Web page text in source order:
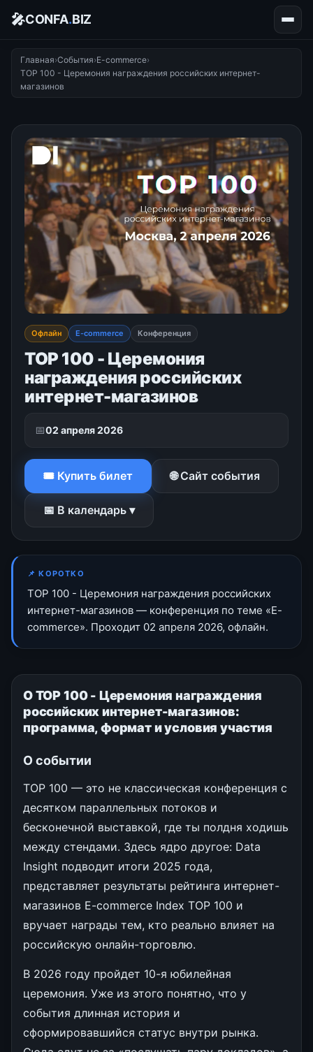
🎤CONFA.BIZ
Главная›События›E-commerce›
TOP 100 - Церемония награждения российских интернет-
магазинов
Офлайн E-commerce Конференция
TOP 100 - Церемония
награждения российских
интернет-магазинов
📅02 апреля 2026
🎟 Купить билет 🌐 Сайт события
📅 В календарь ▾
📌 КОРОТКО
TOP 100 - Церемония награждения российских
интернет-магазинов — конференция по теме «E-
commerce». Проходит 02 апреля 2026, офлайн.
О TOP 100 - Церемония награждения
российских интернет-магазинов:
программа, формат и условия участия
О событии
TOP 100 — это не классическая конференция с
десятком параллельных потоков и
бесконечной выставкой, где ты полдня ходишь
между стендами. Здесь ядро другое: Data
Insight подводит итоги 2025 года,
представляет результаты рейтинга интернет-
магазинов E-commerce Index TOP 100 и
вручает награды тем, кто реально влияет на
российскую онлайн-торговлю.
В 2026 году пройдет 10-я юбилейная
церемония. Уже из этого понятно, что у
события длинная история и
сформировавшийся статус внутри рынка.